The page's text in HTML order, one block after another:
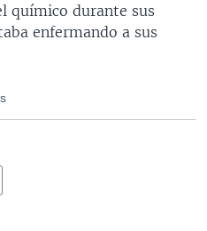
químico durante sus
enfermando a sus